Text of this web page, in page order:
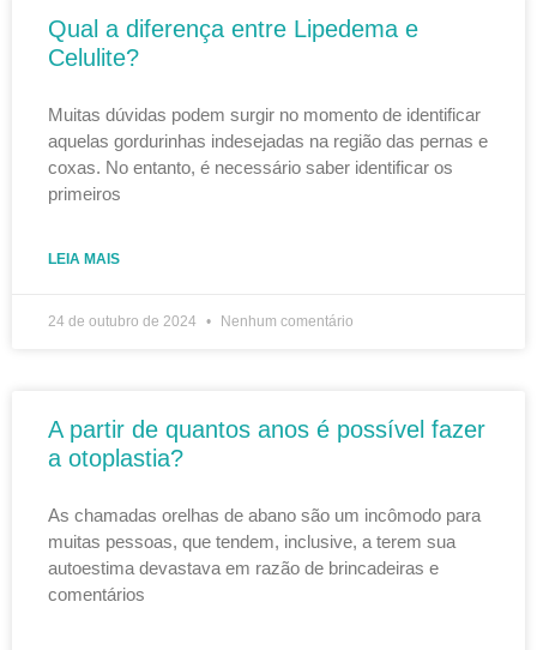
Qual a diferença entre Lipedema e
Celulite?
Muitas dúvidas podem surgir no momento de identificar
aquelas gordurinhas indesejadas na região das pernas e
coxas. No entanto, é necessário saber identificar os
primeiros
LEIA MAIS
24 de outubro de 2024 Nenhum comentário
A partir de quantos anos é possível fazer
a otoplastia?
As chamadas orelhas de abano são um incômodo para
muitas pessoas, que tendem, inclusive, a terem sua
autoestima devastava em razão de brincadeiras e
comentários